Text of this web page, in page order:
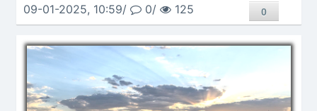
09-01-2025, 10:59/ 0/ 125 0